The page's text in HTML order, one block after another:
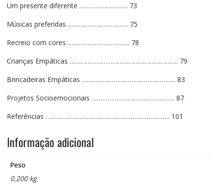
Um presente diferente ……………………… 73
Músicas preferidas ……………………………. 75
Recreio com cores …………………………….. 78
Crianças Empáticas ……………………………………………………. 79
Brincadeiras Empáticas …………………………………………….. 83
Projetos Socioemocionais ……………………………………….. 87
Referências ……………………………………………………………. 101
Informação adicional
Peso
0,200 kg